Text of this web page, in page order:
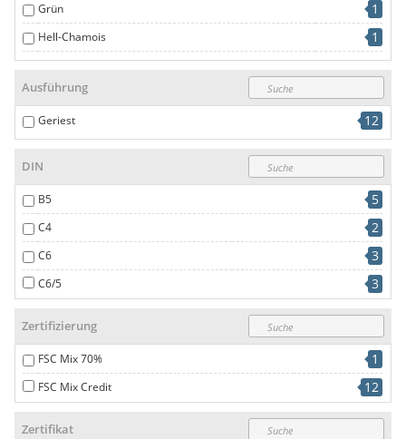
Grün 1
Hell-Chamois 1
intensivorange 2
Intensivrot
polar 1
Ausführung
Geriest 12
DIN
B5 5
C4 2
C6 3
C6/5 3
Zertifizierung
FSC Mix 70% 1
FSC Mix Credit 12
Zertifikat